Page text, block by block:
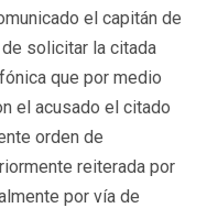
el capitán de
solicitar la citada
que por medio
el acusado el citado
orden de
reiterada por
por vía de